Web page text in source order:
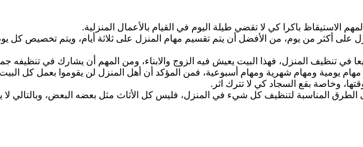
الاستيقاظ باكرا كي لا تقضي طيلة اليوم في القيام بالأعمال المنزلية.
على أكثر من يوم، من الأفضل أن يتم تقسيم مهام المنزل على ثلاثة أيام، ويتم تخصيص
في تنظيف المنزل، فهذا البيت يعيش فيه الزوج والابناء، ومن المهم أن يشارك في تنظيفه
يومية ومهام شهرية ومهام أسبوعية، فمن المؤكد أن أهل المنزل لن يقوموا بعمل كل
وخاصة بقع السجاد كي لا تترك اثر.
المناسبة لتنظيف كل شيء في المنزل، فليس كل الأثاث مثل بعضه البعض، وبالتالي